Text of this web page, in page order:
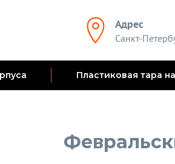
Адрес
Санкт-
Пластиковая тара